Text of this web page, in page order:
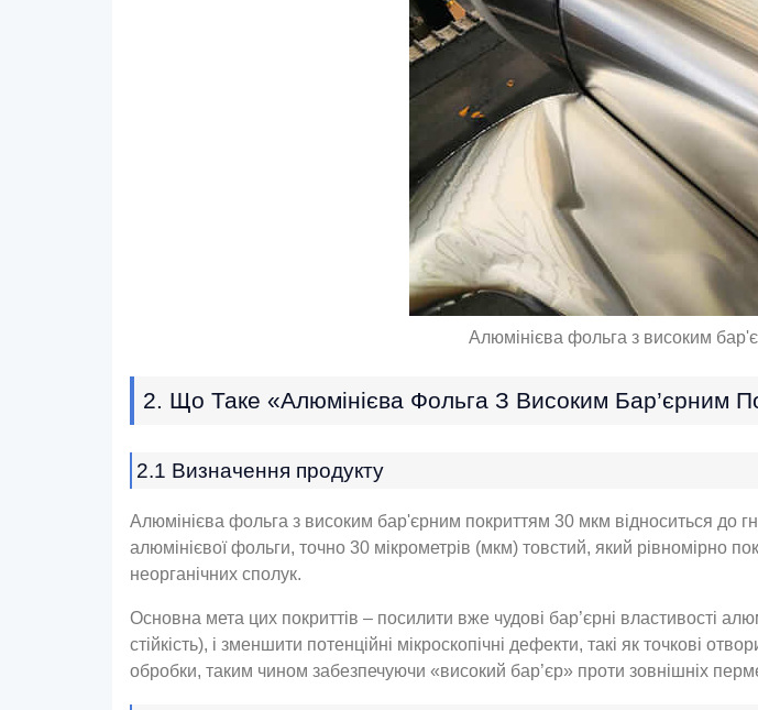
Алюмінієва фольга з високим
2. Що Таке «алюмінієва Фольга З Високим Бар’єрним
2.1 Визначення продукту
Алюмінієва фольга з високим бар'єрним покриттям 30 мкм відноситься до
алюмінієвої фольги, точно 30 мікрометрів (мкм) товстий, який рівномірно
неорганічних сполук.
Основна мета цих покриттів – посилити вже чудові бар’єрні властивості
стійкість), і зменшити потенційні мікроскопічні дефекти, такі як точкові
обробки, таким чином забезпечуючи «високий бар’єр» проти зовнішніх